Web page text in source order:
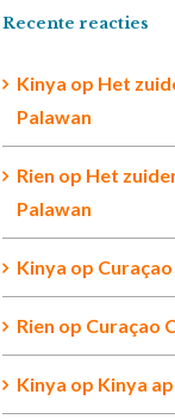
Recente reacties
Kinya op Het
Palawan
Rien op Het
Palawan
Kinya op
Rien op Curaçao
Kinya op Kinya